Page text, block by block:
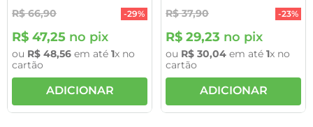
R$ 66,90 -29%
R$ 47,25 no pix
ou R$ 48,56 em até 1x no
cartão
ADICIONAR
R$ 37,90 -23%
R$ 29,23 no pix
ou R$ 30,04 em até 1x no
cartão
ADICIONAR